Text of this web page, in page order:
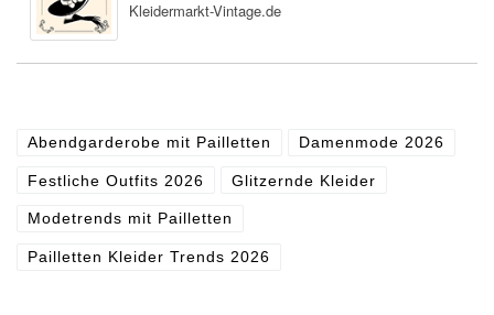
Kleidermarkt-Vintage.de
Abendgarderobe mit Pailletten Damenmode 2026
Festliche Outfits 2026 Glitzernde Kleider
Modetrends mit Pailletten
Pailletten Kleider Trends 2026